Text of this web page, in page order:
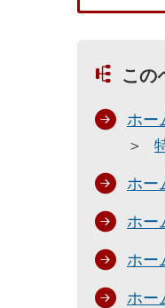
この
ホー
ホー
ホー
ホー
ホー